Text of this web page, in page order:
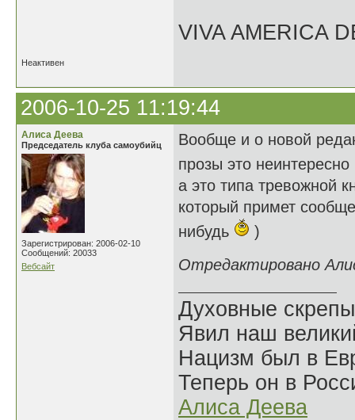
VIVA AMERICA
Неактивен
2006-10-25 11:19:44
Алиса Деева
Председатель клуба самоубийц
Зарегистрирован: 2006-02-10
Сообщений: 20033
Вебсайт
Вообще и о новой
прозы это неинтересно
а это типа тревожной
который примет
нибудь
)
Отредактировано
Духовные
Явил наш
Нацизм был в
Теперь он в
Алиса Деева